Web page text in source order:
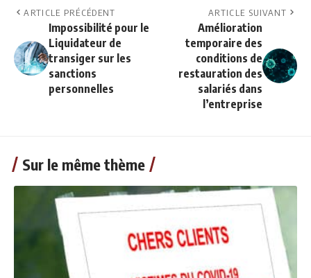
ARTICLE PRÉCÉDENT
Impossibilité pour le
Liquidateur de
transiger sur les
sanctions
personnelles
ARTICLE SUIVANT
Amélioration
temporaire des
conditions de
restauration des
salariés dans
l’entreprise
Sur le même thème